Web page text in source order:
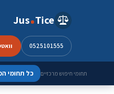
Jus Tice
0525101555
תחומי חיפוש מרכזיים כל תחומי